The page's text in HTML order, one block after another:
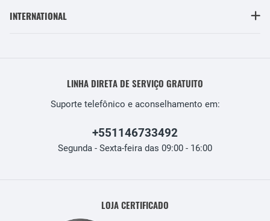
INTERNATIONAL
LINHA DIRETA DE SERVIÇO GRATUITO
Suporte telefônico e aconselhamento em:
+551146733492
Segunda - Sexta-feira das 09:00 - 16:00
LOJA CERTIFICADO